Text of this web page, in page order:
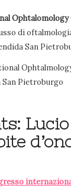
Ophtalomology
di
San
Lucio